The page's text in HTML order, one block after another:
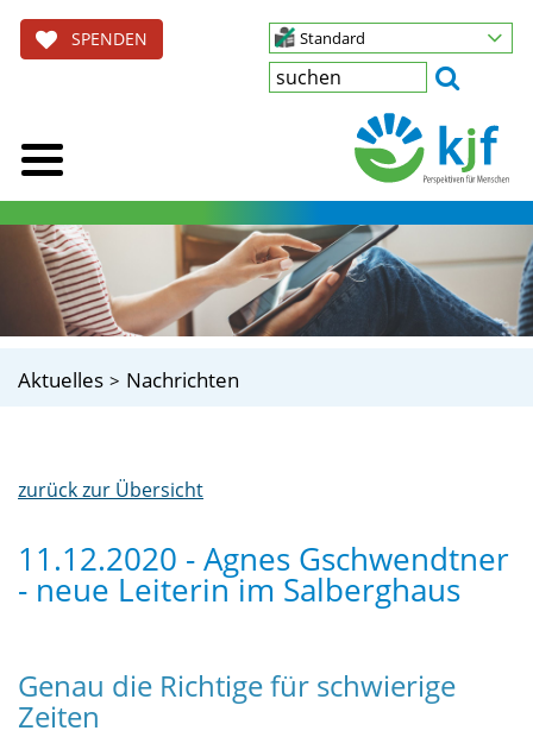
SPENDEN Standard
Aktuelles Nachrichten
zurück zur Übersicht
11.12.2020 - Agnes Gschwendtner
- neue Leiterin im Salberghaus
Genau die Richtige für schwierige
Zeiten